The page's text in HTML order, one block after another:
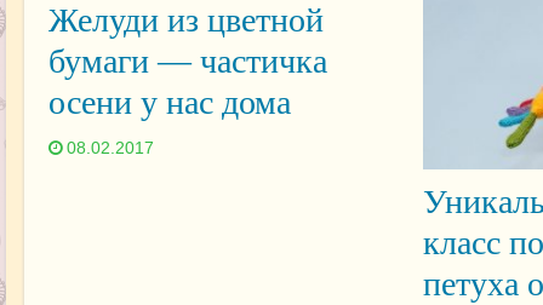
Желуди из цветной
бумаги — частичка
осени у нас дома
08.02.2017
класс
петуха